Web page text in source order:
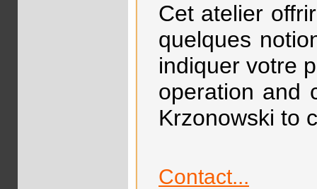
Cet atelier
quelques
indiquer votre
operation and
Krzonowski to
Contact...